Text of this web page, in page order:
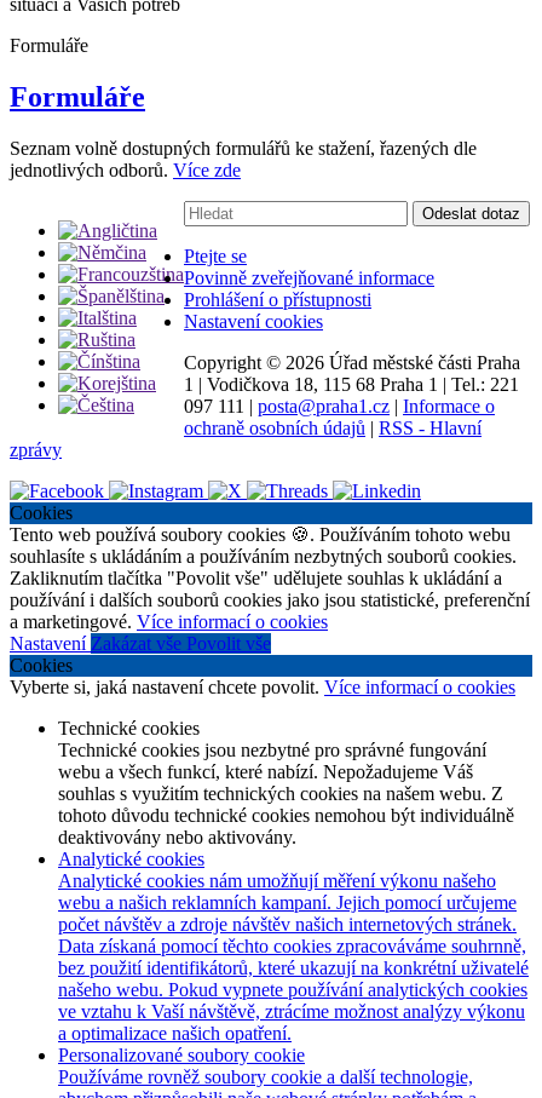
situací a Vašich potřeb
Formuláře
Formuláře
Seznam volně dostupných formulářů ke stažení, řazených dle
jednotlivých odborů. Více zde
Vyhledávání:
Odeslat dotaz
Ptejte se
Povinně zveřejňované informace
Prohlášení o přístupnosti
Nastavení cookies
Copyright © 2026 Úřad městské části Praha
1 | Vodičkova 18, 115 68 Praha 1 | Tel.: 221
097 111 | posta@praha1.cz | Informace o
ochraně osobních údajů | RSS - Hlavní
zprávy
Cookies
Tento web používá soubory cookies 🍪. Používáním tohoto webu
souhlasíte s ukládáním a používáním nezbytných souborů cookies.
Zakliknutím tlačítka "Povolit vše" udělujete souhlas k ukládání a
používání i dalších souborů cookies jako jsou statistické, preferenční
a marketingové. Více informací o cookies
Nastavení Zakázat vše Povolit vše
Cookies
Vyberte si, jaká nastavení chcete povolit. Více informací o cookies
Technické cookies
Technické cookies jsou nezbytné pro správné fungování
webu a všech funkcí, které nabízí. Nepožadujeme Váš
souhlas s využitím technických cookies na našem webu. Z
tohoto důvodu technické cookies nemohou být individuálně
deaktivovány nebo aktivovány.
Analytické cookies
Analytické cookies nám umožňují měření výkonu našeho
webu a našich reklamních kampaní. Jejich pomocí určujeme
počet návštěv a zdroje návštěv našich internetových stránek.
Data získaná pomocí těchto cookies zpracováváme souhrnně,
bez použití identifikátorů, které ukazují na konkrétní uživatelé
našeho webu. Pokud vypnete používání analytických cookies
ve vztahu k Vaší návštěvě, ztrácíme možnost analýzy výkonu
a optimalizace našich opatření.
Personalizované soubory cookie
Používáme rovněž soubory cookie a další technologie,